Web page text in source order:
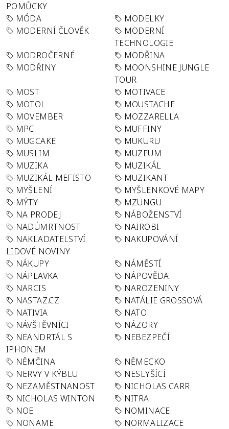
POMŮCKY
MÓDA
MODELKY
MODERNÍ ČLOVĚK
MODERNÍ
TECHNOLOGIE
MODROČERNÉ
MODŘINA
MODŘINY
MOONSHINE JUNGLE
TOUR
MOST
MOTIVACE
MOTOL
MOUSTACHE
MOVEMBER
MOZZARELLA
MPC
MUFFINY
MUGCAKE
MUKURU
MUSLIM
MUZEUM
MUZIKA
MUZIKÁL
MUZIKÁL MEFISTO
MUZIKANT
MYŠLENÍ
MYŠLENKOVÉ MAPY
MÝTY
MZUNGU
NA PRODEJ
NÁBOŽENSTVÍ
NADÚMRTNOST
NAIROBI
NAKLADATELSTVÍ
LIDOVÉ NOVINY
NAKUPOVÁNÍ
NÁKUPY
NÁMĚSTÍ
NÁPLAVKA
NÁPOVĚDA
NARCIS
NAROZENINY
NASTAZ.CZ
NATÁLIE GROSSOVÁ
NATIVIA
NATO
NÁVŠTĚVNÍCI
NÁZORY
NEANDRTÁL S
IPHONEM
NEBEZPEČÍ
NĚMČINA
NĚMECKO
NERVY V KÝBLU
NESLYŠÍCÍ
NEZAMĚSTNANOST
NICHOLAS CARR
NICHOLAS WINTON
NITRA
NOE
NOMINACE
NONAME
NORMALIZACE